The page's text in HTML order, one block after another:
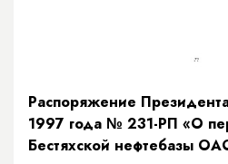
Распоряжение
1997 года № 231-РП «О
Бестяхской нефтебазы